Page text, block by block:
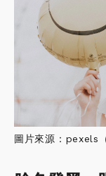
圖片來源：pexels